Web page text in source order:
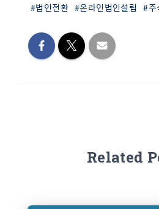
#법인전환 #온라인법인설립 #주
Related